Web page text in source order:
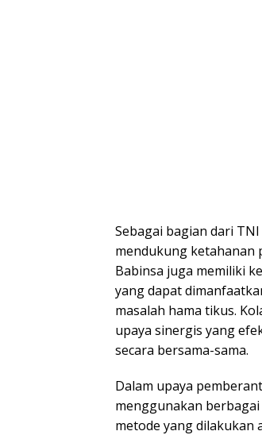
Sebagai bagian dari
mendukung ketahanan
Babinsa juga memiliki
yang dapat
masalah hama tikus.
upaya sinergis yang
secara bersama-sama.
Dalam upaya
menggunakan
metode yang dilakukan